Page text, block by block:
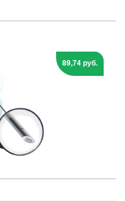
89,74 руб.